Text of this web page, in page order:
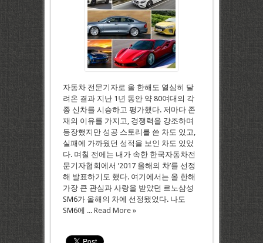
자동차 전문기자로 올 한해도 열심히 달
려온 결과 지난 1년 동안 약 80여대의 각
종 신차를 시승하고 평가했다. 저마다 존
재의 이유를 가지고, 경쟁력을 강조하며
등장했지만 성공 스토리를 쓴 차도 있고,
실패에 가까웠던 성적을 보인 차도 있었
다. 며칠 전에는 내가 속한 한국자동차전
문기자협회에서 ’2017 올해의 차’를 선정
해 발표하기도 했다. 여기에서는 올 한해
가장 큰 관심과 사랑을 받았던 르노삼성
SM6가 올해의 차에 선정됐었다. 나도
SM6에 ... Read More »